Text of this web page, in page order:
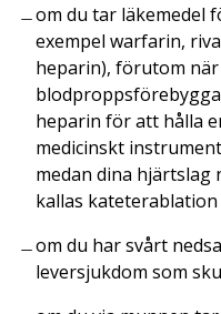
om du tar läkemedel
exempel warfarin,
heparin), förutom
heparin för att hålla
medicinskt
medan dina hjärtslag
kallas
om du har svårt
leversjukdom som